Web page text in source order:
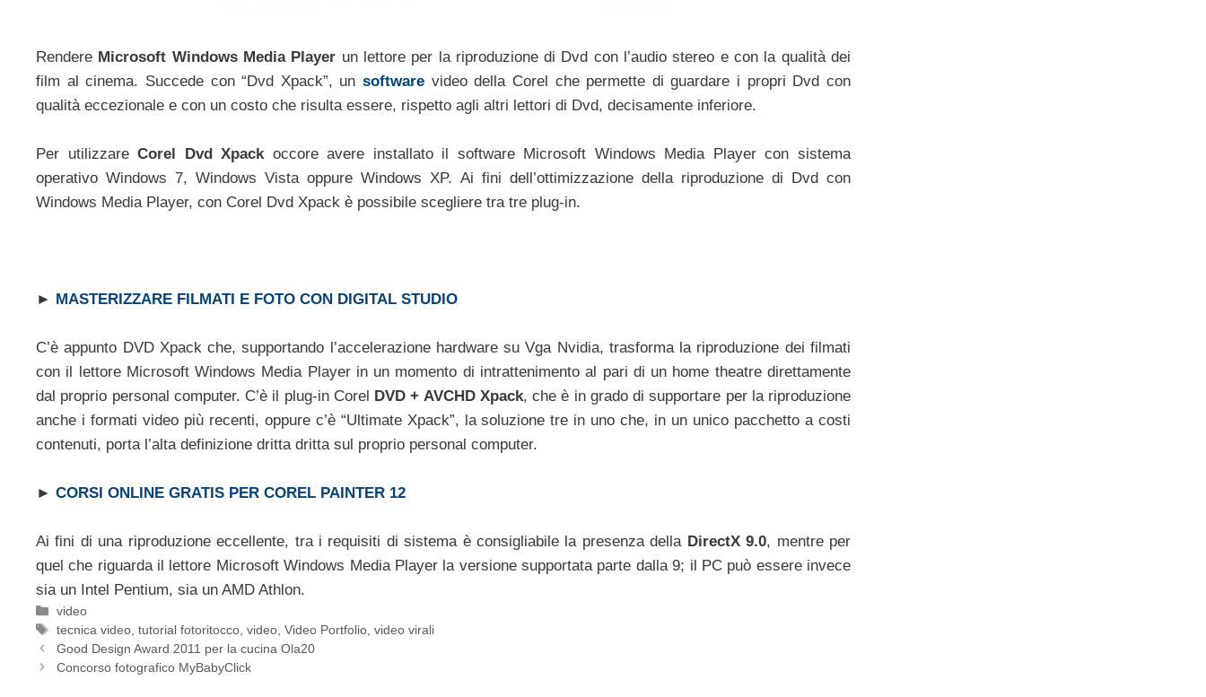
Rendere Microsoft Windows Media Player un lettore per la riproduzione di Dvd con l’audio stereo e con la qualità dei
film al cinema. Succede con “Dvd Xpack”, unsoftware video della Corel che permette di guardare i propri Dvd con
qualità eccezionale e con un costo che risulta essere, rispetto agli altri lettori di Dvd, decisamente inferiore.
Per utilizzareCorel Dvd Xpackoccore avere installato il software Microsoft Windows Media Player con sistema
operativo Windows 7, Windows Vista oppure Windows XP. Ai fini dell’ottimizzazione della riproduzione di Dvd con
Windows Media Player, con Corel Dvd Xpack è possibile scegliere tra tre plug-in.
► MASTERIZZARE FILMATI E FOTO CON DIGITAL STUDIO
C’è appunto DVD Xpack che, supportando l’accelerazione hardware su Vga Nvidia, trasforma la riproduzione dei filmati
con il lettore Microsoft Windows Media Player in un momento di intrattenimento al pari di un home theatre direttamente
dal proprio personal computer. C’è il plug-in Corel DVD + AVCHD Xpack, che è in grado di supportare per la riproduzione
anche i formati video più recenti, oppure c’è “Ultimate Xpack”, la soluzione tre in uno che, in un unico pacchetto a costi
contenuti, porta l’alta definizione dritta dritta sul proprio personal computer.
► CORSI ONLINE GRATIS PER COREL PAINTER 12
Ai fini di una riproduzione eccellente, tra i requisiti di sistema è consigliabile la presenza della DirectX 9.0, mentre per
quel che riguarda il lettore Microsoft Windows Media Player la versione supportata parte dalla 9; il PC può essere invece
sia un Intel Pentium, sia un AMD Athlon.
Categorie
video
Tag
tecnica video ,tutorial fotoritocco ,video ,Video Portfolio ,video virali
Good Design Award 2011 per la cucina Ola20
Concorso fotografico MyBabyClick